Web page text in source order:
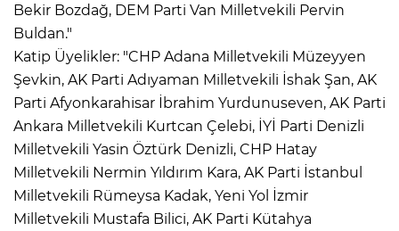
Bekir Bozdağ, DEM Parti Van Milletvekili Pervin
Buldan."
Katip Üyelikler: "CHP Adana Milletvekili Müzeyyen
Şevkin, AK Parti Adıyaman Milletvekili İshak Şan, AK
Parti Afyonkarahisar İbrahim Yurdunuseven, AK Parti
Ankara Milletvekili Kurtcan Çelebi, İYİ Parti Denizli
Milletvekili Yasin Öztürk Denizli, CHP Hatay
Milletvekili Nermin Yıldırım Kara, AK Parti İstanbul
Milletvekili Rümeysa Kadak, Yeni Yol İzmir
Milletvekili Mustafa Bilici, AK Parti Kütahya